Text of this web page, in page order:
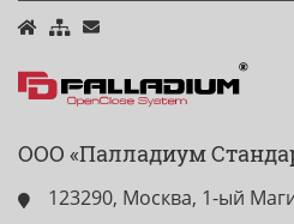
ООО «Палладиум
123290, Москва, 1-ый